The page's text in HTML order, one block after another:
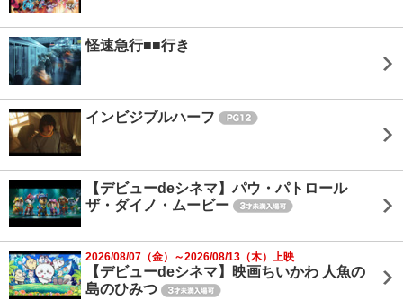
怪速急行■■行き
インビジブルハーフ
【デビューdeシネマ】パウ・パトロール
ザ・ダイノ・ムービー
2026/08/07（金）～2026/08/13（木）上映
【デビューdeシネマ】映画ちいかわ 人魚の
島のひみつ